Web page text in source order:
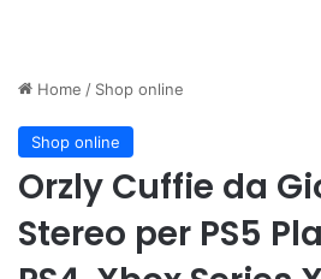
Home / Shop online
Shop online
Orzly Cuffie da
Stereo per PS5